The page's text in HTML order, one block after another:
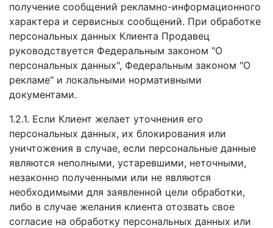
получение сообщений рекламно-информационного
характера и сервисных сообщений. При обработке
персональных данных Клиента Продавец
руководствуется Федеральным законом "О
персональных данных", Федеральным законом "О
рекламе" и локальными нормативными
документами.
1.2.1. Если Клиент желает уточнения его
персональных данных, их блокирования или
уничтожения в случае, если персональные данные
являются неполными, устаревшими, неточными,
незаконно полученными или не являются
необходимыми для заявленной цели обработки,
либо в случае желания клиента отозвать свое
согласие на обработку персональных данных или